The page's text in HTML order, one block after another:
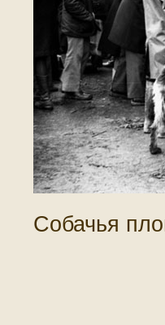
Собачья